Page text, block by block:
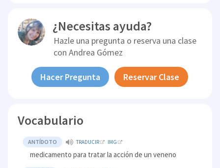
¿Necesitas ayuda?
Hazle una pregunta o reserva una clase
conAndrea Gómez
Hacer Pregunta Reservar Clase
Vocabulario
ANTÍDOTO TRADUCIR IMG
medicamento para tratar la acción de un veneno